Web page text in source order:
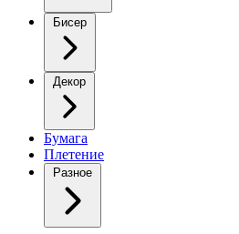
Бисер
Декор
Бумага
Плетение
Разное